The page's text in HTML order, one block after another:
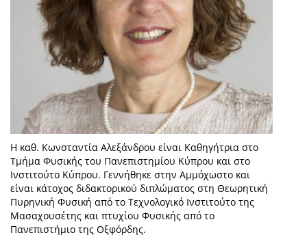
Η καθ. Κωνσταντία Αλεξάνδρου είναι Καθηγήτρια στο
Τμήμα Φυσικής του Πανεπιστημίου Κύπρου και στο
Ινστιτούτο Κύπρου. Γεννήθηκε στην Αμμόχωστο και
είναι κάτοχος διδακτορικού διπλώματος στη Θεωρητική
Πυρηνική Φυσική από το Τεχνολογικό Ινστιτούτο της
Μασαχουσέτης και πτυχίου Φυσικής από το
Πανεπιστήμιο της Οξφόρδης.